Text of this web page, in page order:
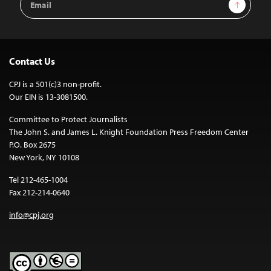
Address
Contact Us
CPJ is a 501(c)3 non-profit.
Our EIN is 13-3081500.
Committee to Protect Journalists
The John S. and James L. Knight Foundation Press Freedom Center
P.O. Box 2675
New York, NY 10108
Tel 212-465-1004
Fax 212-214-0640
info@cpj.org